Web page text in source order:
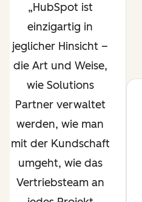
HubSpot ist
einzigartig in
jeglicher Hinsicht –
die Art und Weise,
wie Solutions
Partner verwaltet
werden, wie man
mit der Kundschaft
umgeht, wie das
Vertriebsteam an